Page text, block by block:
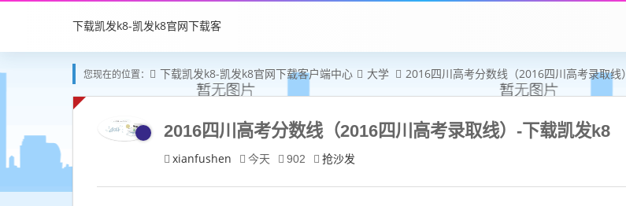
下载凯发k8-凯发k8官网下载客
户端中心
您现在的位置： 下载凯发k8-凯发k8官网下载客户端中心 大学 2016四川高考分数线（2016四川高考录取线）
2016四川高考分数线（2016四川高考录取线）-下载凯发k8
xianfushen 今天 902 抢沙发